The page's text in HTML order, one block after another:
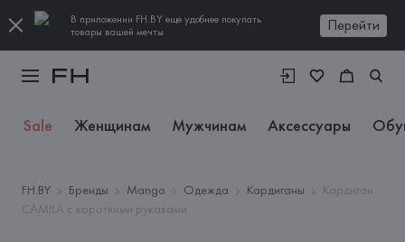
В приложении FH.BY еще удобнее покупать
товары вашей мечты
Перейти
Sale Женщинам Мужчинам Аксессуары
FH.BY Бренды Mango Одежда Кардиганы
Кардиган
CAMILA с короткими рукавами